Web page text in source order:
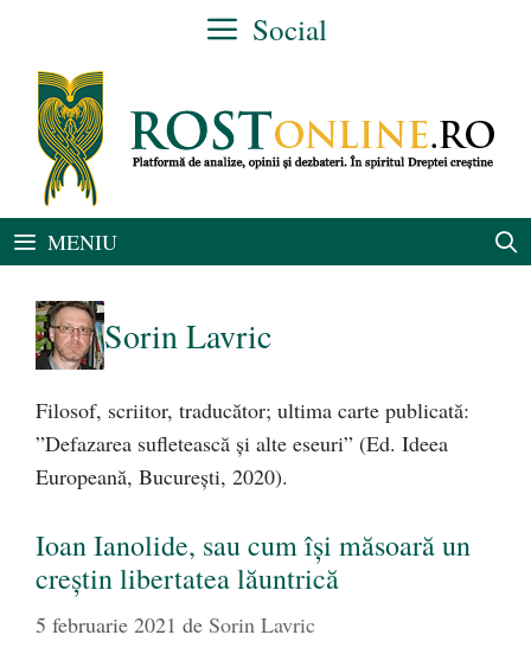
conținut
Social
MENIU
Sorin Lavric
Filosof, scriitor, traducător; ultima carte publicată:
”Defazarea sufletească și alte eseuri” (Ed. Ideea
Europeană, București, 2020).
Ioan Ianolide, sau cum își măsoară un
creștin libertatea lăuntrică
5 februarie 2021 de Sorin Lavric